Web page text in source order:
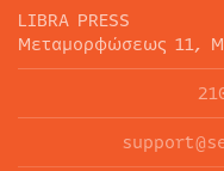
LIBRA PRESS
Μεταμορφώσεως 11,